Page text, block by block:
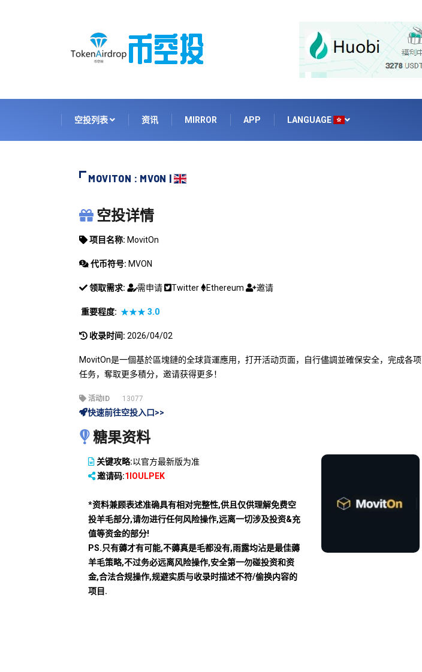
空投列表 资讯 MIRROR APP LANGUAGE
MOVITON : MVON |
MOVITON
空投详情
项目名称: MovitOn
代币符号: MVON
领取需求: 需申请 Twitter Ethereum 邀请
重要程度: ★★★3.0
收录时间: 2026/04/02
MovitOn是一個基於區塊鏈的全球貨運應用，打开活动页面，自行儘調並確保安全，完成各项
任务，奪取更多積分，邀请获得更多！
活动ID 13077
快速前往空投入口>>
糖果资料
关键攻略:以官方最新版为准
邀请码:1IOULPEK
*资料兼顾表述准确具有相对完整性,供且仅供理解免费空
投羊毛部分,请勿进行任何风险操作,远离一切涉及投资&充
值等资金的部分!
PS.只有薅才有可能,不薅真是毛都没有,雨露均沾是最佳薅
羊毛策略,不过务必远离风险操作,安全第一勿碰投资和资
金,合法合规操作,规避实质与收录时描述不符/偷换内容的
项目.